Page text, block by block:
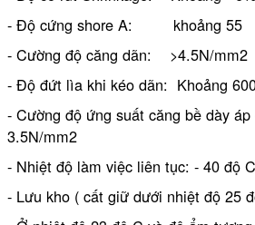
- Độ cứng shore A: khoảng 55
- Cường độ căng dãn: >4.5N/mm2
- Độ đứt lìa khi kéo dãn: Khoảng
- Cường độ ứng suất căng bề dày áp
3.5N/mm2
- Nhiệt độ làm việc liên tục: - 40 độ
- Lưu kho ( cất giữ dưới nhiệt độ 25